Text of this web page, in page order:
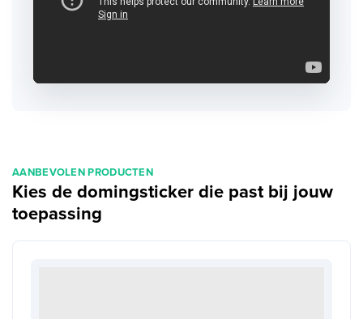
AANBEVOLEN PRODUCTEN
Kies de domingsticker die past bij jouw
toepassing